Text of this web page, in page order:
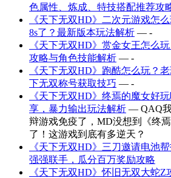
色属性、炼成、特技搭配推荐攻
《天下无双HD》二次元游戏怎
8s了？最新版本玩法解析 — -
《天下无双HD》赏金女王怎么
攻略与角色技能解析 — -
《天下无双HD》跑酷怎么玩？
下无双称号获取技巧 — -
《天下无双HD》终焉的魔女好
享，暴力输出玩法解析 — QAQ
辩游戏免疫了，MD没想到《终
了！这游戏到底有多逆天？
《天下无双HD》三刀邀请电池
强强联手，瓜分百万奖励攻略
《天下无双HD》怀旧无双大蛇